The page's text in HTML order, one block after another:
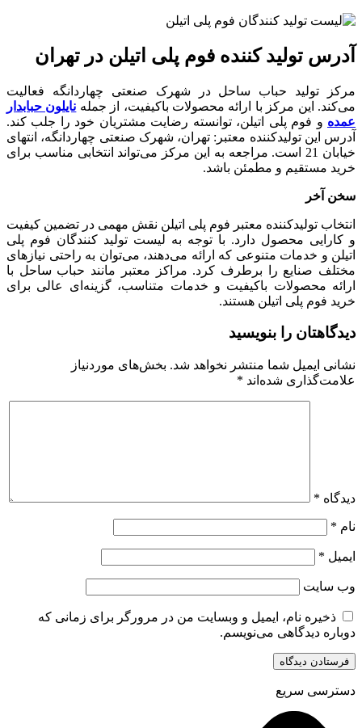
آدرس تولید کننده فوم پلی اتیلن در تهران
مرکز تولید حباب ساحل در شهرک صنعتی چهاردانگه فعالیت
می‌کند. این مرکز با ارائه محصولات باکیفیت، از جمله نایلون حبابدار
عمده و فوم پلی اتیلن، توانسته رضایت مشتریان خود را جلب کند.
آدرس این تولیدکننده معتبر: تهران، شهرک صنعتی چهاردانگه، انتهای
خیابان 21 است. مراجعه به این مرکز می‌تواند انتخابی مناسب برای
خرید مستقیم و مطمئن باشد.
سخن آخر
انتخاب تولیدکننده معتبر فوم پلی اتیلن نقش مهمی در تضمین کیفیت
و کارایی محصول دارد. با توجه به لیست تولید کنندگان فوم پلی
اتیلن و خدمات متنوعی که ارائه می‌دهند، می‌توان به راحتی نیازهای
مختلف صنایع را برطرف کرد. مراکز معتبر مانند حباب ساحل با
ارائه محصولات باکیفیت و خدمات متناسب، گزینه‌ای عالی برای
خرید فوم پلی اتیلن هستند.
دیدگاهتان را بنویسید
نشانی ایمیل شما منتشر نخواهد شد. بخش‌های موردنیاز
علامت‌گذاری شده‌اند *
دیدگاه *
نام *
ایمیل *
وب‌ سایت
ذخیره نام، ایمیل و وبسایت من در مرورگر برای زمانی که
دوباره دیدگاهی می‌نویسم.
دسترسی سریع